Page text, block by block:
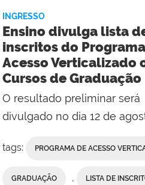
Polo
de
Inovação
INGRESSO
Ensino divulga lista
inscritos do
Acesso Verticalizado
Cursos de Graduação
O resultado preliminar será
divulgado no dia 12 de
tags: PROGRAMA DE ACESSO
GRADUAÇÃO , LISTA DE